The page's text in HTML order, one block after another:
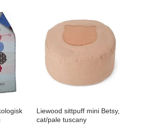
Liewood sittpuff mini Betsy,
cat/pale tuscany